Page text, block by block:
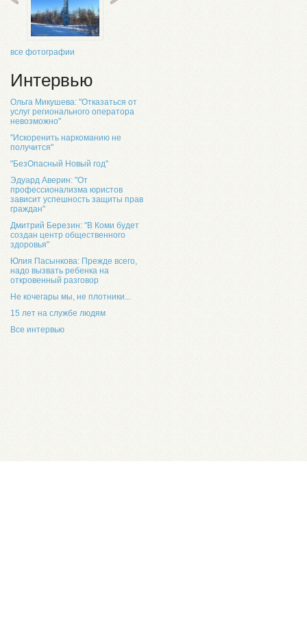
все фотографии
Интервью
Ольга Микушева: "Отказаться от
услуг регионального оператора
невозможно"
"Искоренить наркоманию не
получится"
"БезОпасный Новый год"
Эдуард Аверин: "От
профессионализма юристов
зависит успешность защиты прав
граждан"
Дмитрий Березин: "В Коми будет
создан центр общественного
здоровья"
Юлия Пасынкова: Прежде всего,
надо вызвать ребенка на
откровенный разговор
Не кочегары мы, не плотники...
15 лет на службе людям
Все интервью